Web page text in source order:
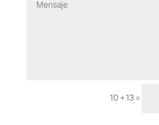
10 + 13 =